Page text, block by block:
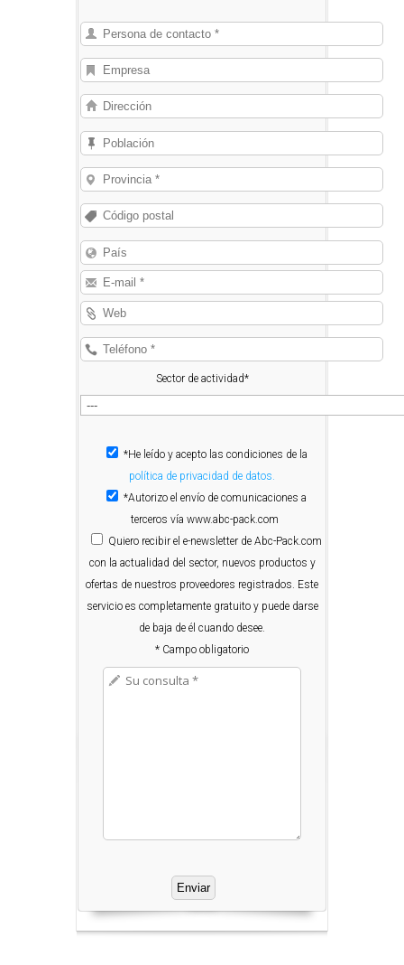
Sector de actividad*
*He leído y acepto las condiciones de la
política de privacidad de datos.
*Autorizo el envío de comunicaciones a
terceros vía www.abc-pack.com
Quiero recibir el e-newsletter de Abc-Pack.com
con la actualidad del sector, nuevos productos y
ofertas de nuestros proveedores registrados. Este
servicio es completamente gratuito y puede darse
de baja de él cuando desee.
* Campo obligatorio